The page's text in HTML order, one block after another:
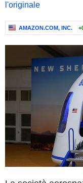
l'originale
AMAZON.COM, INC.